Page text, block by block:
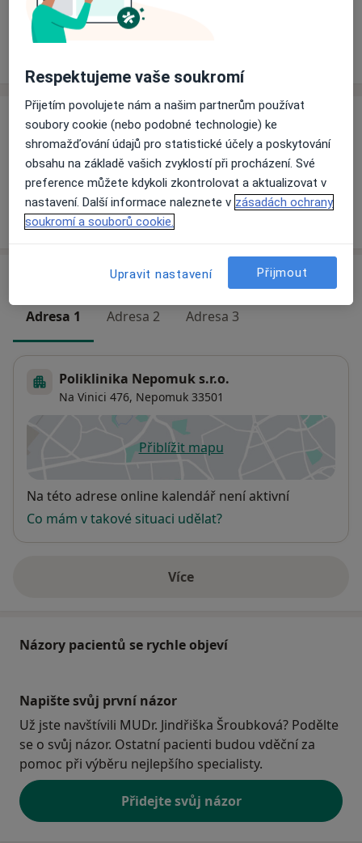
Ceník
Informace o službách a cenách nejsou k dispozici
Tento specialista ještě nepřidával žádné informace o
svých službách.
Adresa 1 Adresa 2 Adresa 3
Poliklinika Nepomuk s.r.o.
Na Vinici 476, Nepomuk 33501
Přiblížit mapuse otevře v nové záložce
Dostupnost
Na této adrese online kalendář není aktivní
Co mám v takové situaci udělat?
Víceo adrese
Názory pacientů se rychle objeví
Napište svůj první názor
Už jste navštívili MUDr. Jindřiška Šroubková? Podělte
se o svůj názor. Ostatní pacienti budou vděční za
pomoc při výběru nejlepšího specialisty.
Přidejte svůj názor
Respektujeme vaše soukromí
Přijetím povolujete nám a našim partnerům používat
soubory cookie (nebo podobné technologie) ke
shromažďování údajů pro statistické účely a poskytování
obsahu na základě vašich zvyklostí při procházení. Své
preference můžete kdykoli zkontrolovat a aktualizovat v
nastavení. Další informace naleznete v zásadách ochrany
soukromí a souborů cookie.
Upravit nastavení Přijmout